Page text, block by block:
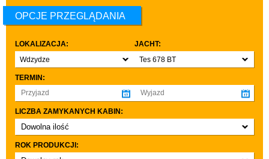
OPCJE PRZEGLĄDANIA
LOKALIZACJA:
Wdzydze
JACHT:
Tes 678 BT
TERMIN:
LICZBA ZAMYKANYCH KABIN:
Dowolna ilość
co najmniej 1
co najmniej 2
ROK PRODUKCJI: